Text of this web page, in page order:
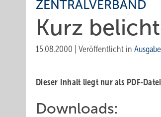
ZENTRALVERBAND
Kurz
15.08.2000 Veröffentlicht in
Dieser Inhalt liegt nur als PDF-
Downloads: